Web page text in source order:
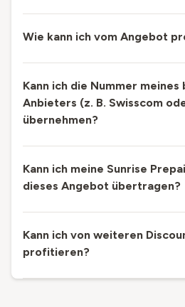
Wie kann ich vom Angebot
Kann ich die Nummer
Anbieters (z. B. Swisscom
übernehmen?
Kann ich meine Sunrise
dieses Angebot übertragen?
Kann ich von weiteren
profitieren?